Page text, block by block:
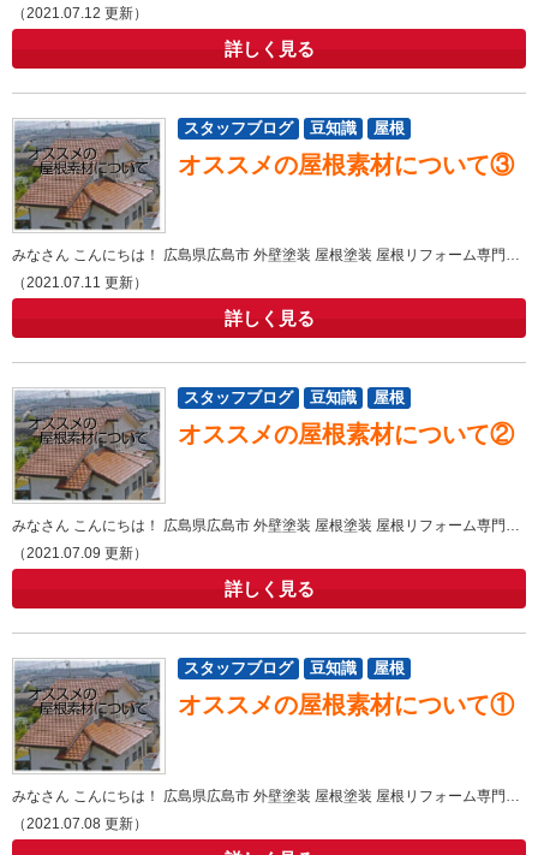
（2021.07.12 更新）
詳しく見る
オススメの屋根素材について③
みなさん こんにちは！ 広島県広島市 外壁塗装 屋根塗装 屋根リフォーム専門店ヤネカベにむらです！ 広島市
（2021.07.11 更新）
詳しく見る
スタッフブログ 豆知識 屋根
オススメの屋根素材について②
みなさん こんにちは！ 広島県広島市 外壁塗装 屋根塗装 屋根リフォーム専門店ヤネカベにむらです！ 広島市
（2021.07.09 更新）
詳しく見る
スタッフブログ 豆知識 屋根
オススメの屋根素材について①
みなさん こんにちは！ 広島県広島市 外壁塗装 屋根塗装 屋根リフォーム専門店ヤネカベにむらです！ 広島市
（2021.07.08 更新）
スタッフブログ 豆知識 屋根